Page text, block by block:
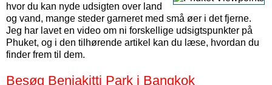
hvor du kan nyde udsigten over land
og vand, mange steder garneret med små øer i det fjerne.
Jeg har lavet en video om ni forskellige udsigtspunkter på
Phuket, og i den tilhørende artikel kan du læse, hvordan du
finder frem til dem.
Besøg Benjakitti Park i Bangkok